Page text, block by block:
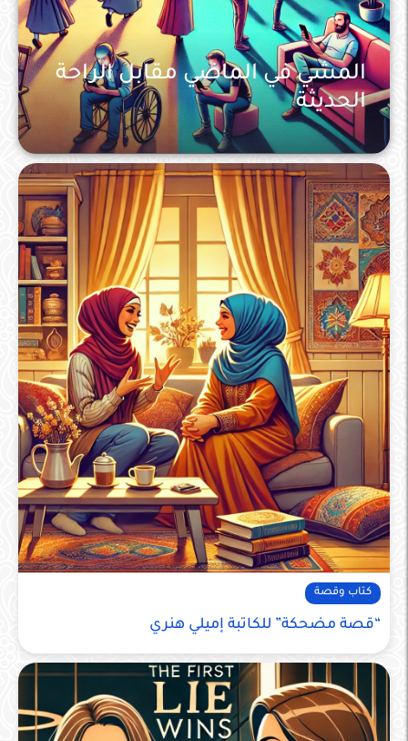
كتاب وقصة
المشي في الماضي مقابل الراحة
الحديثة
كتاب وقصة
“قصة مضحكة” للكاتبة إميلي هنري